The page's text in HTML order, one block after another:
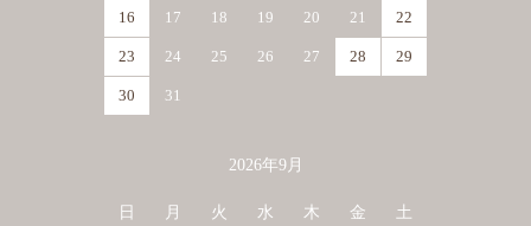
16 17 18 19 20 21 22
23 24 25 26 27 28 29
30 31
2026年9月
日 月 火 水 木 金 土